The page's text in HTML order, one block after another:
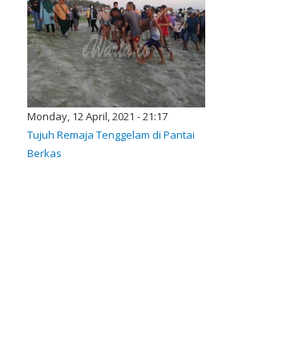
Monday, 12 April, 2021 - 21:17
Tujuh Remaja Tenggelam di Pantai
Berkas